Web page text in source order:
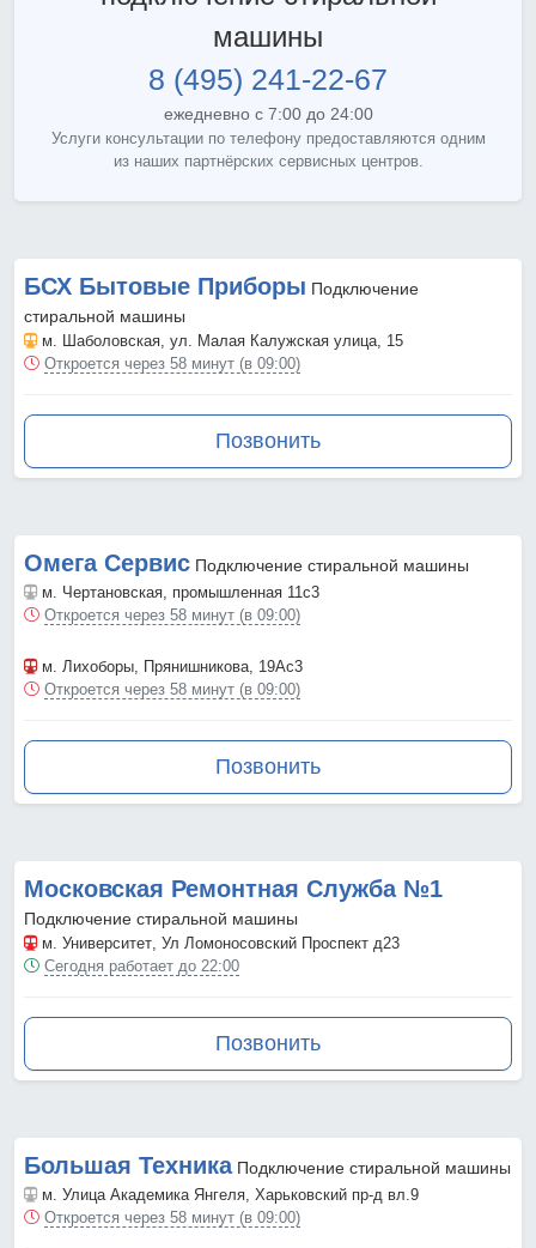
машины
8 (495) 241-22-67
ежедневно с 7:00 до 24:00
Услуги консультации по телефону предоставляются одним
из наших партнёрских сервисных центров.
БСХ Бытовые Приборы Подключение
стиральной машины
м. Шаболовская, ул. Малая Калужская улица, 15
Откроется через 58 минут (в 09:00)
Позвонить
Омега Сервис Подключение стиральной машины
м. Чертановская, промышленная 11с3
Откроется через 58 минут (в 09:00)
м. Лихоборы, Прянишникова, 19Ас3
Откроется через 58 минут (в 09:00)
Позвонить
Московская Ремонтная Служба №1
Подключение стиральной машины
м. Университет, Ул Ломоносовский Проспект д23
Сегодня работает до 22:00
Позвонить
Большая ТехникаПодключение стиральной машины
м. Улица Академика Янгеля, Харьковский пр-д вл.9
Откроется через 58 минут (в 09:00)